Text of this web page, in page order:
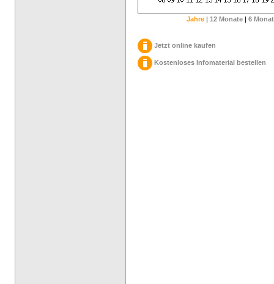
Jahre | 12 Monate | 6
Jetzt online kaufen
Kostenloses Infomaterial bestellen